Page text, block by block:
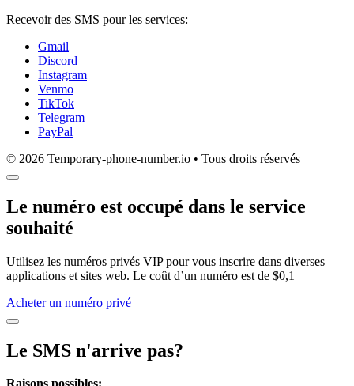
Recevoir des SMS pour les services:
Gmail
Discord
Instagram
Venmo
TikTok
Telegram
PayPal
© 2026 Temporary-phone-number.io • Tous droits réservés
Le numéro est occupé dans le service
souhaité
Utilisez les numéros privés VIP pour vous inscrire dans diverses
applications et sites web. Le coût d’un numéro est de $0,1
Acheter un numéro privé
Le SMS n'arrive pas?